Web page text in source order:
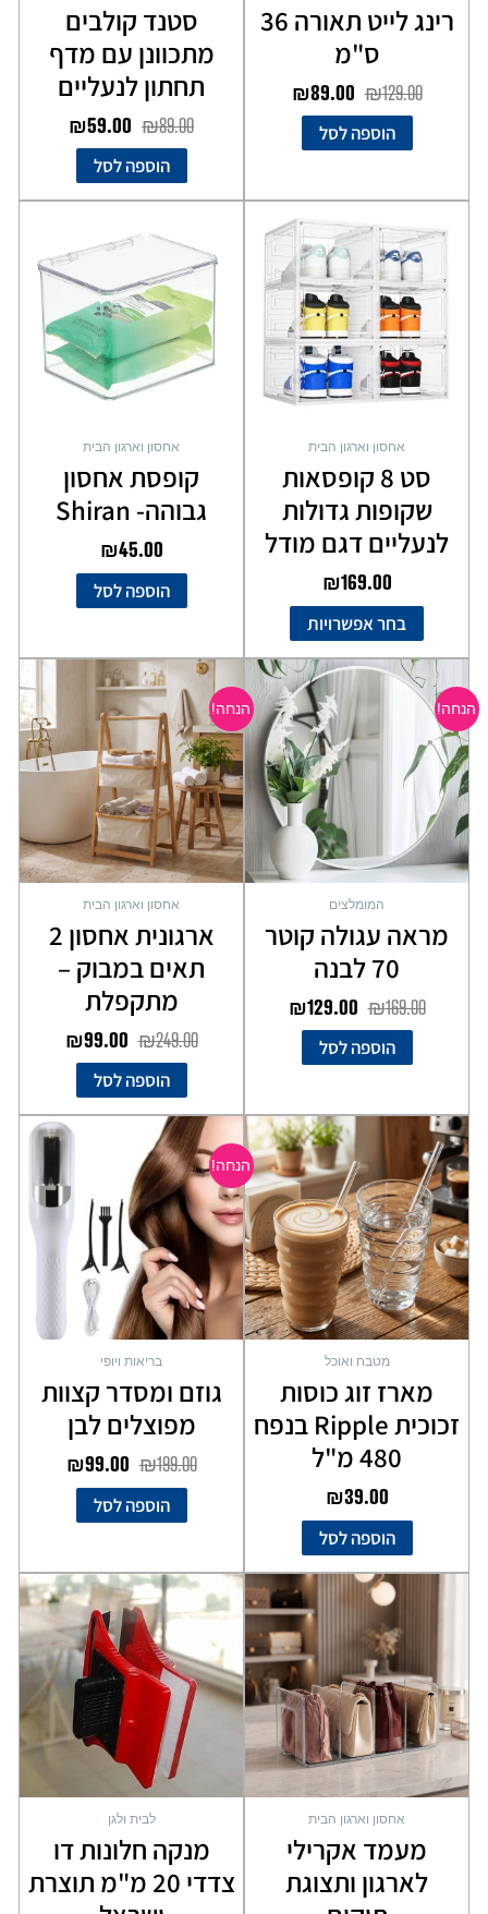
רינג לייט תאורה 36
ס"מ
₪129.00
₪89.00
הוספה לסל
סטנד קולבים
מתכוונן עם מדף
תחתון לנעליים
₪89.00
₪59.00
הוספה לסל
אחסון וארגון הבית
סט 8 קופסאות
שקופות גדולות
לנעליים דגם מודל
₪169.00
בחר אפשרויות
זה
יש
מספר
סוגים.
ניתן
לבחור
את
האפשרויות
אחסון וארגון הבית
קופסת אחסון
גבוהה- Shiran
₪45.00
הוספה לסל
הנחה!
המומלצים
מראה עגולה קוטר
70 לבנה
₪169.00
המחיר
המקורי
היה:
₪169.00.
₪129.00
המחיר
הנוכחי
הוא:
₪129.00.
הוספה לסל
הנחה!
אחסון וארגון הבית
ארגונית אחסון 2
תאים במבוק –
מתקפלת
₪249.00
המחיר
המקורי
היה:
₪249.00.
₪99.00
המחיר
הנוכחי
הוא:
₪99.00.
הוספה לסל
מטבח ואוכל
מארז זוג כוסות
זכוכית Ripple בנפח
480 מ"ל
₪39.00
הוספה לסל
הנחה!
בריאות ויופי
גוזם ומסדר קצוות
מפוצלים לבן
₪199.00
היה:
₪199.00.
₪99.00
המחיר
הוא:
₪99.00.
הוספה לסל
אחסון וארגון הבית
מעמד אקרילי
לארגון ותצוגת
לבית ולגן
מנקה חלונות דו
צדדי 20 מ"מ תוצרת